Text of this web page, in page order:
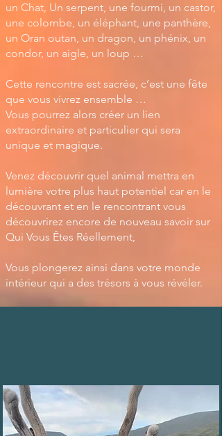
un Chat, Un serpent, une fourmi, un castor,
une colombe, un éléphant, une panthère,
un Oran outan, un dragon, un phénix, un
condor, un aigle, un loup …
Cette rencontre est sacrée, c’est une fête
que vous vivrez ensemble …
Vous pourrez alors créer un lien
extraordinaire et particulier qui sera
unique et magique.
Venez découvrir quel animal mettra en
lumière votre plus haut potentiel car en le
découvrant et en le rencontrant vous
découvrirez encore de nouveau savoir sur
Qui Vous Êtes Réellement,
Vous plongerez ainsi dans votre monde
intérieur qui a des trésors à vous révéler.